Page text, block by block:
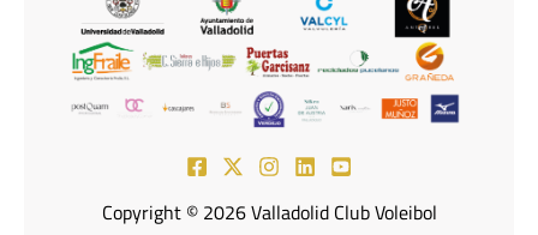
Copyright © 2026 Valladolid Club Voleibol